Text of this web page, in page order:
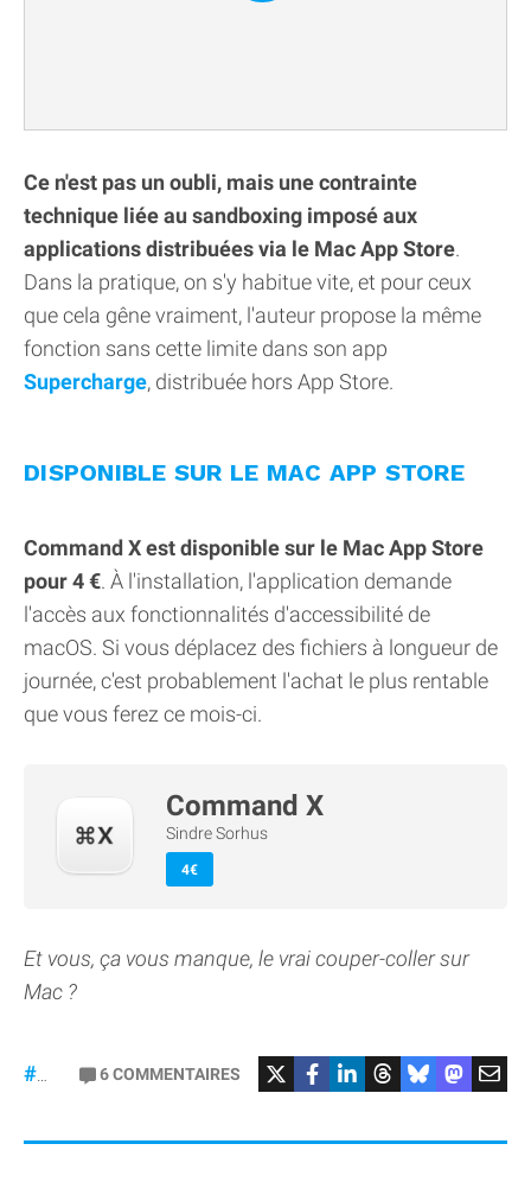
Ce n'est pas un oubli, mais une contrainte
technique liée au sandboxing imposé aux
applications distribuées via le Mac App Store.
Dans la pratique, on s'y habitue vite, et pour ceux
que cela gêne vraiment, l'auteur propose la même
fonction sans cette limite dans son app
Supercharge, distribuée hors App Store.
DISPONIBLE SUR LE MAC APP STORE
Command X est disponible sur le Mac App Store
pour 4 €. À l'installation, l'application demande
l'accès aux fonctionnalités d'accessibilité de
macOS. Si vous déplacez des fichiers à longueur de
journée, c'est probablement l'achat le plus rentable
que vous ferez ce mois-ci.
Command X
Sindre Sorhus
4€
Et vous, ça vous manque, le vrai couper-coller sur
Mac ?
#macOS 6COMMENTAIRES